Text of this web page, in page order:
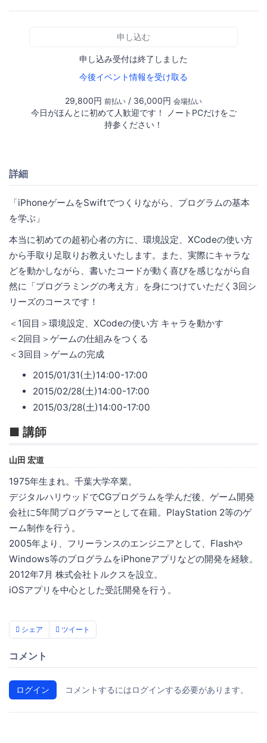
申し込む
申し込み受付は終了しました
今後イベント情報を受け取る
29,800円 前払い / 36,000円 会場払い
今日がほんとに初めて人歓迎です！ ノートPCだけをご
持参ください！
詳細
「iPhoneゲームをSwiftでつくりながら、プログラムの基本
を学ぶ」
本当に初めての超初心者の方に、環境設定、XCodeの使い方
から手取り足取りお教えいたします。また、実際にキャラな
どを動かしながら、書いたコードが動く喜びを感じながら自
然に「プログラミングの考え方」を身につけていただく3回シ
リーズのコースです！
＜1回目＞環境設定、XCodeの使い方 キャラを動かす
＜2回目＞ゲームの仕組みをつくる
＜3回目＞ゲームの完成
2015/01/31(土)14:00-17:00
2015/02/28(土)14:00-17:00
2015/03/28(土)14:00-17:00
■ 講師
山田 宏道
1975年生まれ。千葉大学卒業。
デジタルハリウッドでCGプログラムを学んだ後、ゲーム開発
会社に5年間プログラマーとして在籍。PlayStation 2等のゲ
ーム制作を行う。
2005年より、フリーランスのエンジニアとして、Flashや
Windows等のプログラムをiPhoneアプリなどの開発を経験。
2012年7月 株式会社トルクスを設立。
iOSアプリを中心とした受託開発を行う。
シェア ツイート
コメント
ログイン コメントするにはログインする必要があります。